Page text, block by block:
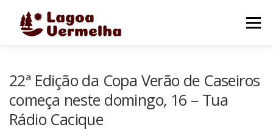
Menu
FALE CONOSCO
22ª Edição da Copa Verão de Caseiros
começa neste domingo, 16 – Tua
Rádio Cacique